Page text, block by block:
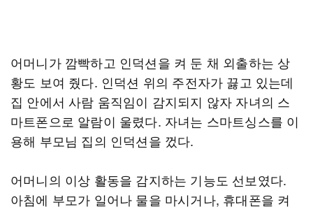
어머니가 깜빡하고 인덕션을 켜 둔 채 외출하는 상
황도 보여 줬다. 인덕션 위의 주전자가 끓고 있는데
집 안에서 사람 움직임이 감지되지 않자 자녀의 스
마트폰으로 알람이 울렸다. 자녀는 스마트싱스를 이
용해 부모님 집의 인덕션을 껐다.
어머니의 이상 활동을 감지하는 기능도 선보였다.
아침에 부모가 일어나 물을 마시거나, 휴대폰을 켜